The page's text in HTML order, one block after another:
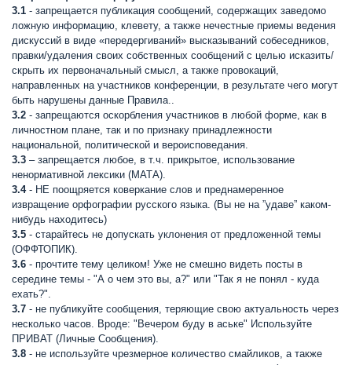
3.1 - запрещается публикация сообщений, содержащих заведомо
ложную информацию, клевету, а также нечестные приемы ведения
дискуссий в виде «передергиваний» высказываний собеседников,
правки/удаления своих собственных сообщений с целью исказить/
скрыть их первоначальный смысл, а также провокаций,
направленных на участников конференции, в результате чего могут
быть нарушены данные Правила..
3.2 - запрещаются оскорбления участников в любой форме, как в
личностном плане, так и по признаку принадлежности
национальной, политической и вероисповедания.
3.3 – запрещается любое, в т.ч. прикрытое, использование
ненормативной лексики (МАТА).
3.4- НЕ поощряется коверкание слов и преднамеренное
извращение орфографии русского языка. (Вы не на ”удаве” каком-
нибудь находитесь)
3.5 - старайтесь не допускать уклонения от предложенной темы
(ОФФТОПИК).
3.6 - прочтите тему целиком! Уже не смешно видеть посты в
середине темы - "А о чем это вы, а?" или "Так я не понял - куда
ехать?".
3.7 - не публикуйте сообщения, теряющие свою актуальность через
несколько часов. Вроде: "Вечером буду в аське" Используйте
ПРИВАТ (Личные Сообщения).
3.8 - не используйте чрезмерное количество смайликов, а также